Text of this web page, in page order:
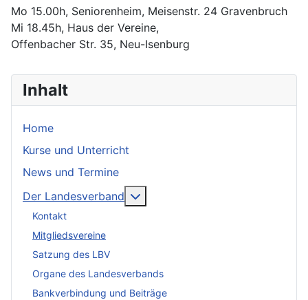
Inhalt
Home
Kurse und Unterricht
News und Termine
Der Landesverband
Kontakt
Mitgliedsvereine
Satzung des LBV
Organe des Landesverbands
Bankverbindung und Beiträge
Mo 15.00h, Seniorenheim, Meisenstr. 24 Gravenbruch
Mi 18.45h, Haus der Vereine,
Offenbacher Str. 35, Neu-Isenburg